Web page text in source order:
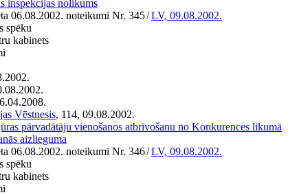
inspekcijas nolikums
06.08.2002. noteikumi Nr. 345/LV, 09.08.2002.
spēku
kabinets
Vēstnesis, 114, 09.08.2002.
pārvadātāju vienošanos atbrīvošanu no Konkurences likumā
aizlieguma
06.08.2002. noteikumi Nr. 346/LV, 09.08.2002.
spēku
kabinets